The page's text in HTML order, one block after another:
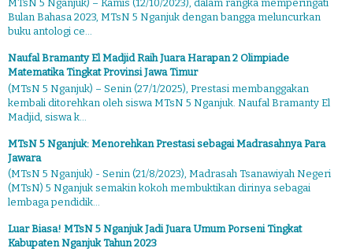
MTsN 5 Nganjuk) – Kamis (12/10/2023), dalam rangka memperingati
Bulan Bahasa 2023, MTsN 5 Nganjuk dengan bangga meluncurkan
buku antologi ce...
Naufal Bramanty El Madjid Raih Juara Harapan 2 Olimpiade
Matematika Tingkat Provinsi Jawa Timur
(MTsN 5 Nganjuk) – Senin (27/1/2025), Prestasi membanggakan
kembali ditorehkan oleh siswa MTsN 5 Nganjuk. Naufal Bramanty El
Madjid, siswa k...
MTsN 5 Nganjuk: Menorehkan Prestasi sebagai Madrasahnya Para
Jawara
(MTsN 5 Nganjuk) - Senin (21/8/2023), Madrasah Tsanawiyah Negeri
(MTsN) 5 Nganjuk semakin kokoh membuktikan dirinya sebagai
lembaga pendidik...
Luar Biasa! MTsN 5 Nganjuk Jadi Juara Umum Porseni Tingkat
Kabupaten Nganjuk Tahun 2023